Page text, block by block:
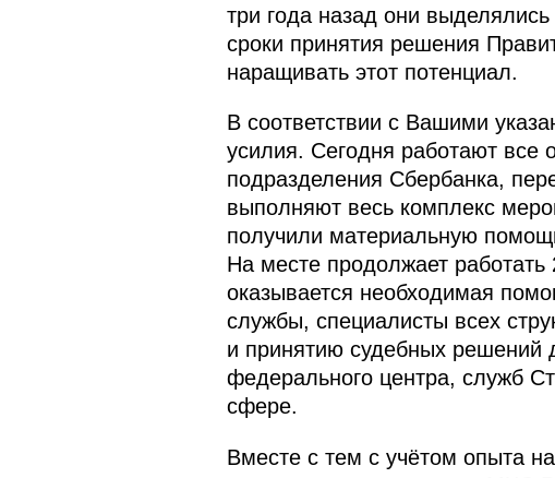
три года назад они
сроки принятия решения
наращивать этот потенциал.
В соответствии с Вашими
усилия. Сегодня работают все
подразделения Сбербанка,
выполняют весь комплекс
получили материальную
На месте продолжает работать
оказывается необходимая
службы, специалисты всех
и принятию судебных
федерального центра, служб
сфере.
Вместе с тем с учётом опыта